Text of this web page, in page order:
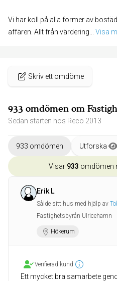
Vi har koll på alla former av
affären. Allt från värdering
Visa
Skriv ett omdöme
933 omdömen om
Sedan starten hos Reco 2013
933 omdömen Utforska
Visar 933 omdömen
Erik L
Sålde sitt hus med hjälp av
Fastighetsbyrån Ulricehamn
Hökerum
Verifierad kund
Ett mycket bra samarbete